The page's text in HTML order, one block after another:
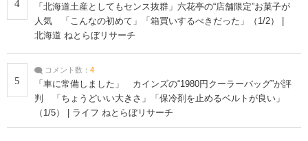
4
「北海道土産としてもセンス抜群」六花亭の“店舗限定”お菓子が
人気 「こんなの初めて」「箱買いするべきだった」（1/2） |
北海道 ねとらぼリサーチ
5
コメント数： 4
「車に常備しました」 カインズの“1980円クーラーバッグ”が評
判 「ちょうどいい大きさ」「保冷剤を止めるベルトが良い」
（1/5） | ライフ ねとらぼリサーチ